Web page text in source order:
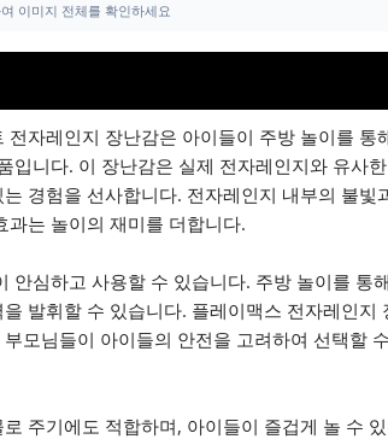
이미지 전체를 확인하세요
자레인지 장난감은 아이들이 주방 놀이를 통
입니다. 이 장난감은 실제 전자레인지와 유사
경험을 선사합니다. 전자레인지 내부의 불빛
는 놀이의 재미를 더합니다.
안심하고 사용할 수 있습니다. 주방 놀이를 통
발휘할 수 있습니다. 플레이맥스 전자레인지
모님들이 아이들의 안전을 고려하여 선택할
주기에도 적합하며, 아이들이 즐겁게 놀 수